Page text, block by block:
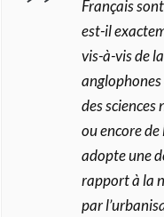
Français
est-il
vis-à-vis de
des sciences
ou encore
adopte une
rapport à la
par